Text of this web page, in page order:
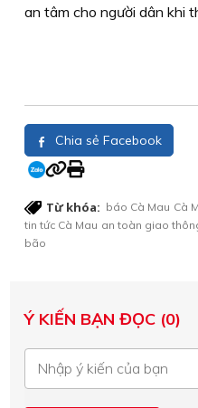
an tâm cho người dân khi
Chia sẻ Facebook
Từ khóa: báo Cà Mau Cà
tin tức Cà Mau an toàn giao
bão
Ý KIẾN BẠN ĐỌC (0)